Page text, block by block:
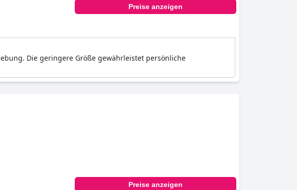
Preise anzeigen
Die geringere Größe gewährleistet persönliche
Preise anzeigen